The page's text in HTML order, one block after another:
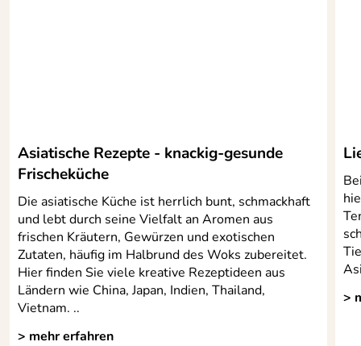
besten Kontakt zur Kochplatte
geeignet für alle üblichen Herdarten, wie Gas- und
hochwertige 5-fache Oberflächen-Versiegelung
ermöglicht Braten und Kochen ohne Fett
zusätzlich verstärkter Schüttrand
Made in Germany
AMT Gastroguß ist offizieller Ausstatter der deutschen
Köche-Nationalmannschaft
Asiatische Rezepte - knackig-gesunde
Frischeküche
Die asiatische Küche ist herrlich bunt, schmackhaft
und lebt durch seine Vielfalt an Aromen aus
frischen Kräutern, Gewürzen und exotischen
Zutaten, häufig im Halbrund des Woks zubereitet.
Hier finden Sie viele kreative Rezeptideen aus
Ländern wie China, Japan, Indien, Thailand,
Vietnam. ..
> mehr erfahren
>